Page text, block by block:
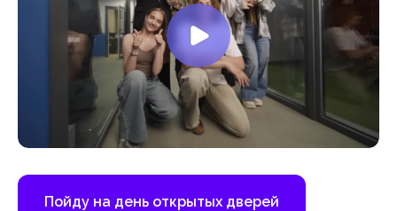
Пойду на день открытых дверей